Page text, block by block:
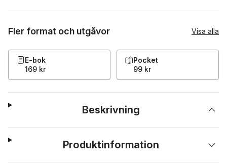
Fler format och utgåvor Visa alla
E-bok
169 kr
Pocket
99 kr
Beskrivning
Produktinformation